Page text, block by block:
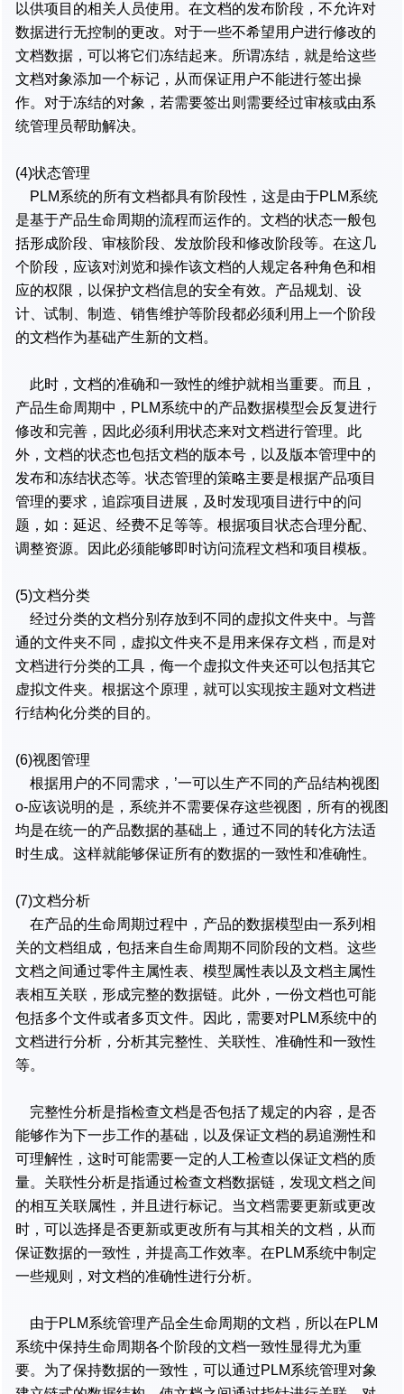
以供项目的相关人员使用。在文档的发布阶段，不允许对
数据进行无控制的更改。对于一些不希望用户进行修改的
文档数据，可以将它们冻结起来。所谓冻结，就是给这些
文档对象添加一个标记，从而保证用户不能进行签出操
作。对于冻结的对象，若需要签出则需要经过审核或由系
统管理员帮助解决。
(4)状态管理
PLM系统的所有文档都具有阶段性，这是由于PLM系统
是基于产品生命周期的流程而运作的。文档的状态一般包
括形成阶段、审核阶段、发放阶段和修改阶段等。在这几
个阶段，应该对浏览和操作该文档的人规定各种角色和相
应的权限，以保护文档信息的安全有效。产品规划、设
计、试制、制造、销售维护等阶段都必须利用上一个阶段
的文档作为基础产生新的文档。
此时，文档的准确和一致性的维护就相当重要。而且，
产品生命周期中，PLM系统中的产品数据模型会反复进行
修改和完善，因此必须利用状态来对文档进行管理。此
外，文档的状态也包括文档的版本号，以及版本管理中的
发布和冻结状态等。状态管理的策略主要是根据产品项目
管理的要求，追踪项目进展，及时发现项目进行中的问
题，如：延迟、经费不足等等。根据项目状态合理分配、
调整资源。因此必须能够即时访问流程文档和项目模板。
(5)文档分类
经过分类的文档分别存放到不同的虚拟文件夹中。与普
通的文件夹不同，虚拟文件夹不是用来保存文档，而是对
文档进行分类的工具，侮一个虚拟文件夹还可以包括其它
虚拟文件夹。根据这个原理，就可以实现按主题对文档进
行结构化分类的目的。
(6)视图管理
根据用户的不同需求，’一可以生产不同的产品结构视图
o-应该说明的是，系统并不需要保存这些视图，所有的视图
均是在统一的产品数据的基础上，通过不同的转化方法适
时生成。这样就能够保证所有的数据的一致性和准确性。
(7)文档分析
在产品的生命周期过程中，产品的数据模型由一系列相
关的文档组成，包括来自生命周期不同阶段的文档。这些
文档之间通过零件主属性表、模型属性表以及文档主属性
表相互关联，形成完整的数据链。此外，一份文档也可能
包括多个文件或者多页文件。因此，需要对PLM系统中的
文档进行分析，分析其完整性、关联性、准确性和一致性
等。
完整性分析是指检查文档是否包括了规定的内容，是否
能够作为下一步工作的基础，以及保证文档的易追溯性和
可理解性，这时可能需要一定的人工检查以保证文档的质
量。关联性分析是指通过检查文档数据链，发现文档之间
的相互关联属性，并且进行标记。当文档需要更新或更改
时，可以选择是否更新或更改所有与其相关的文档，从而
保证数据的一致性，并提高工作效率。在PLM系统中制定
一些规则，对文档的准确性进行分析。
由于PLM系统管理产品全生命周期的文档，所以在PLM
系统中保持生命周期各个阶段的文档一致性显得尤为重
要。为了保持数据的一致性，可以通过PLM系统管理对象